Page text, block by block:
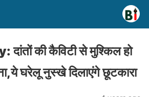
की कैविटी से मुश्किल हो
घरेलू नुस्खे दिलाएंगे छूटकारा